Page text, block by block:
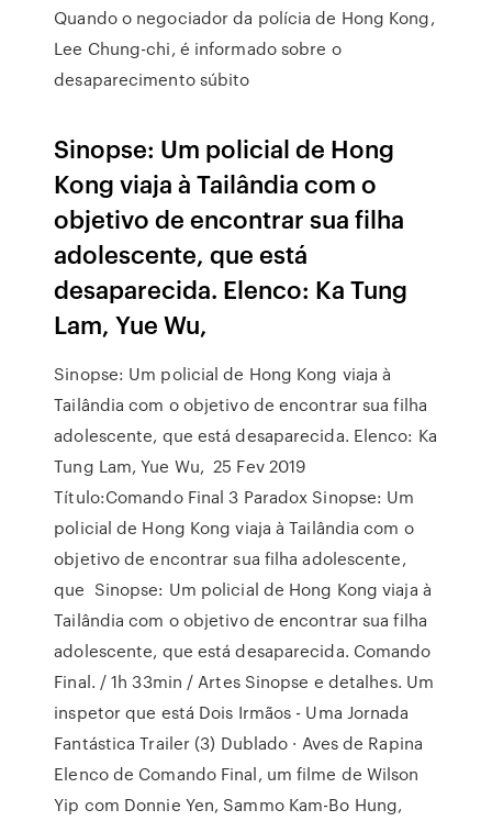
Quando o negociador da polícia de Hong Kong,
Lee Chung-chi, é informado sobre o
desaparecimento súbito
Sinopse: Um policial de Hong
Kong viaja à Tailândia com o
objetivo de encontrar sua filha
adolescente, que está
desaparecida. Elenco: Ka Tung
Lam, Yue Wu,
Sinopse: Um policial de Hong Kong viaja à
Tailândia com o objetivo de encontrar sua filha
adolescente, que está desaparecida. Elenco: Ka
Tung Lam, Yue Wu, 25 Fev 2019
Título:Comando Final 3 Paradox Sinopse: Um
policial de Hong Kong viaja à Tailândia com o
objetivo de encontrar sua filha adolescente,
que Sinopse: Um policial de Hong Kong viaja à
Tailândia com o objetivo de encontrar sua filha
adolescente, que está desaparecida. Comando
Final. / 1h 33min / Artes Sinopse e detalhes. Um
inspetor que está Dois Irmãos - Uma Jornada
Fantástica Trailer (3) Dublado · Aves de Rapina
Elenco de Comando Final, um filme de Wilson
Yip com Donnie Yen, Sammo Kam-Bo Hung,